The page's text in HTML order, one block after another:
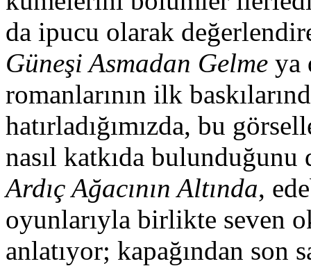
da ipucu olarak
Güneşi Asmadan Gelme ya
romanlarının ilk
hatırladığımızda, bu
nasıl katkıda
Ardıç Ağacının Altında,
oyunlarıyla birlikte seven
anlatıyor; kapağından son